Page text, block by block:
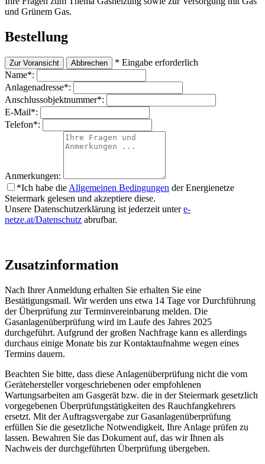
und Grünem Gas.
Bestellung
* Eingabe erforderlich
Name*:
Anlagenadresse*:
Anschlussobjektnummer*:
E-Mail*:
Telefon*:
Anmerkungen:
*Ich habe die Allgemeinen Bedingungen der Energienetze
Steiermark gelesen und akzeptiere diese.
Unsere Datenschutzerklärung ist jederzeit untere-
netze.at/Datenschutz abrufbar.
Zusatzinformation
Nach Ihrer Anmeldung erhalten Sie erhalten Sie eine
Bestätigungsmail. Wir werden uns etwa 14 Tage vor Durchführung
der Überprüfung zur Terminvereinbarung melden. Die
Gasanlagenüberprüfung wird im Laufe des Jahres 2025
durchgeführt. Aufgrund der großen Nachfrage kann es allerdings
durchaus einige Monate bis zur Kontaktaufnahme wegen eines
Termins dauern.
Beachten Sie bitte, dass diese Anlagenüberprüfung nicht die vom
Gerätehersteller vorgeschriebenen oder empfohlenen
Wartungsarbeiten am Gasgerät bzw. die in der Steiermark gesetzlich
vorgegebenen Überprüfungstätigkeiten des Rauchfangkehrers
ersetzt. Mit der Auftragsvergabe zur Gasanlagenüberprüfung
erfüllen Sie die gesetzliche Notwendigkeit, Ihre Anlage prüfen zu
lassen. Bewahren Sie das Dokument auf, das wir Ihnen als
Nachweis der durchgeführten Überprüfung übergeben.